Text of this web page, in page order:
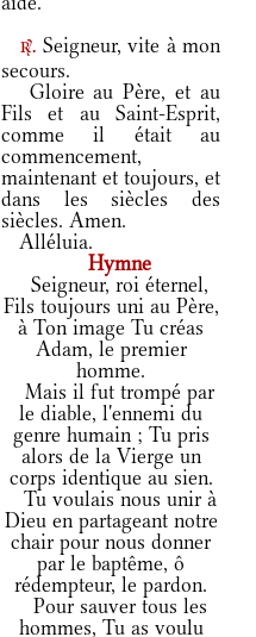
r. Seigneur, vite à mon
secours.
Gloire au Père, et au
Fils et au Saint-Esprit,
comme il était au
commencement,
maintenant et toujours, et
dans les siècles des
siècles. Amen.
Alléluia.
Hymne
Seigneur, roi éternel,
Fils toujours uni au Père,
à Ton image Tu créas
Adam, le premier
homme.
Mais il fut trompé par
le diable, l'ennemi du
genre humain ; Tu pris
alors de la Vierge un
corps identique au sien.
Tu voulais nous unir à
Dieu en partageant notre
chair pour nous donner
par le baptême, ô
rédempteur, le pardon.
Pour sauver tous les
hommes, Tu as voulu